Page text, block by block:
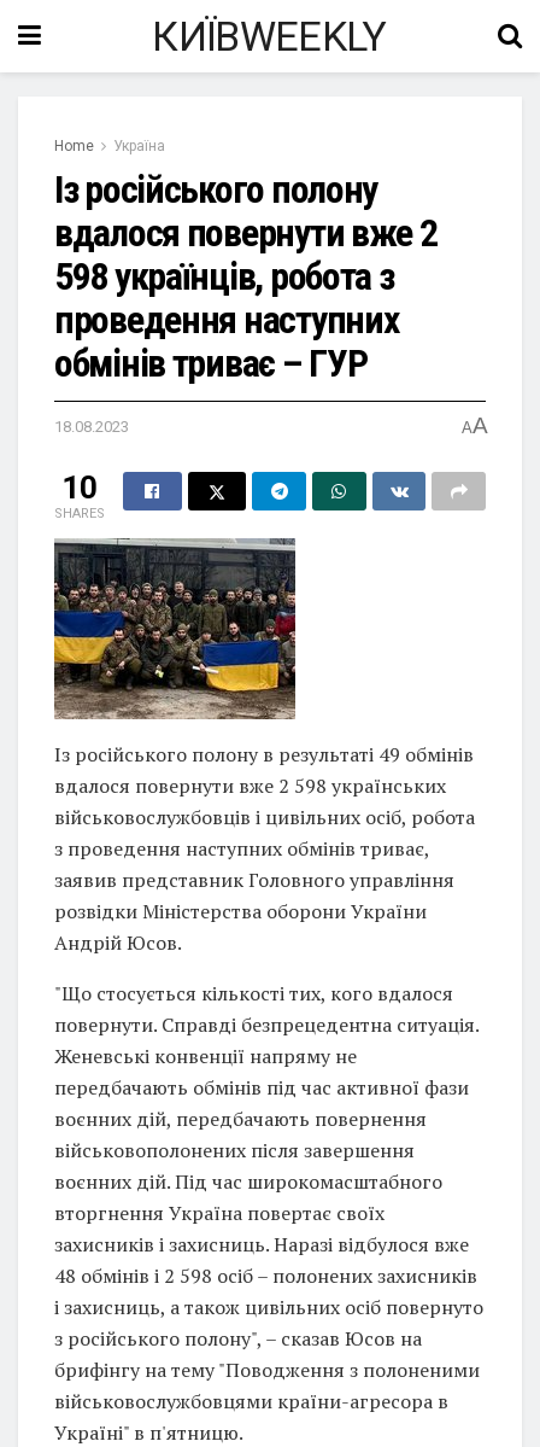
КИЇВWEEKLY
Home Україна
Із російського полону
вдалося повернути вже 2
598 українців, робота з
проведення наступних
обмінів триває – ГУР
18.08.2023 AA
10
SHARES
Із російського полону в результаті 49 обмінів
вдалося повернути вже 2 598 українських
військовослужбовців і цивільних осіб, робота
з проведення наступних обмінів триває,
заявив представник Головного управління
розвідки Міністерства оборони України
Андрій Юсов.
"Що стосується кількості тих, кого вдалося
повернути. Справді безпрецедентна ситуація.
Женевські конвенції напряму не
передбачають обмінів під час активної фази
воєнних дій, передбачають повернення
військовополонених після завершення
воєнних дій. Під час широкомасштабного
вторгнення Україна повертає своїх
захисників і захисниць. Наразі відбулося вже
48 обмінів і 2 598 осіб – полонених захисників
і захисниць, а також цивільних осіб повернуто
з російського полону", – сказав Юсов на
брифінгу на тему "Поводження з полоненими
військовослужбовцями країни-агресора в
Україні" в п'ятницю.